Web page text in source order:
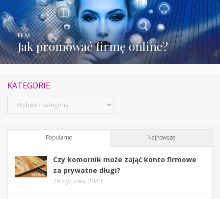
Jak promować firmę online?
FILM
KATEGORIE
Kategorie
Popularne Najnowsze
Czy komornik może zająć konto firmowe
za prywatne długi?
28 stycznia, 2020